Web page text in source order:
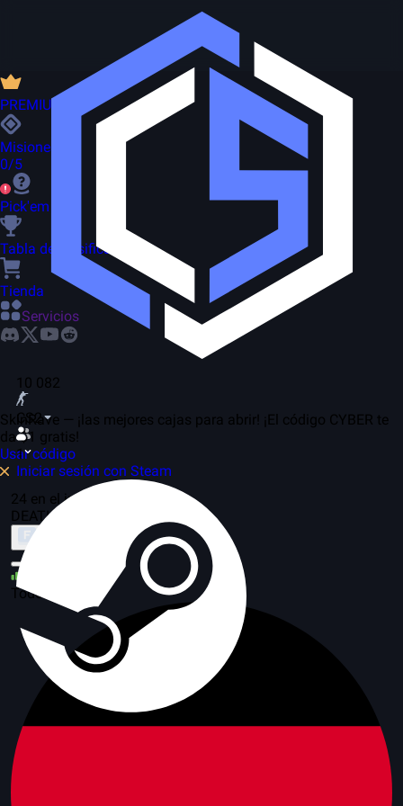
10 082
CS2
1
Iniciar sesión con Steam
PREMIUM
Misiones
0/5
Pick'em
Tabla de clasificación
Tienda
Servicios
SkinRave — ¡las mejores cajas para abrir! ¡El código CYBER te
da $1 gratis!
Usar código
24 en el juego, 15 servidores
DEATHRUN
Todo